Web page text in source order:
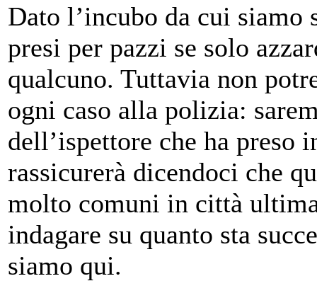
Dato l’incubo da cui siamo
presi per pazzi se solo
qualcuno. Tuttavia non
ogni caso alla polizia:
dell’ispettore che ha
rassicurerà dicendoci che
molto comuni in città
indagare su quanto sta
siamo qui.